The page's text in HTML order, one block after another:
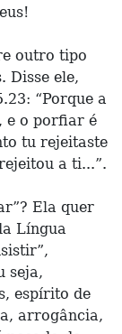
outro tipo
Disse ele,
“Porque a
e o porfiar é
tu rejeitaste
a ti...”.
Ela quer
Língua
seja,
espírito de
arrogância,